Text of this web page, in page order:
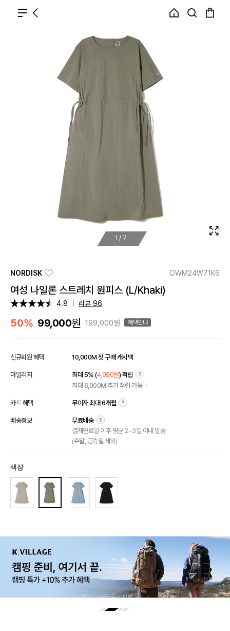
1 / 7
NORDISK OWM24W71K6
여성 나일론 스트레치 원피스 (L/Khaki)
4.8 리뷰 96
50% 99,000원 199,000원 혜택안내
신규회원 혜택 10,000M 첫 구매 캐시백
마일리지 최대 5% (4,950원) 적립
최대 6,000M 추가 적립 가능
카드 혜택 무이자 최대 6개월
배송정보
무료배송
결제완료일 이후 평균 2~3일 이내 발송
(주말, 공휴일 제외)
색상